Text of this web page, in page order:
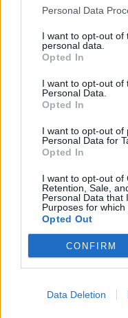
Personal Data
I want to opt-out of
personal data.
Opted In
I want to opt-out of
Personal Data.
Opted In
I want to opt-out of
Personal Data for
Opted In
I want to opt-out of
Retention, Sale,
Personal Data that
Purposes for which
Opted Out
CONFIRM
Data Deletion
szolgálhatnak a